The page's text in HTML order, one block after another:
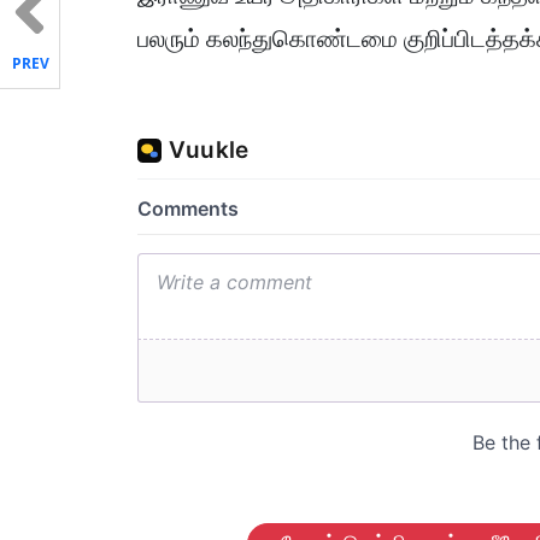
பலரும் கலந்துகொண்டமை
PREV